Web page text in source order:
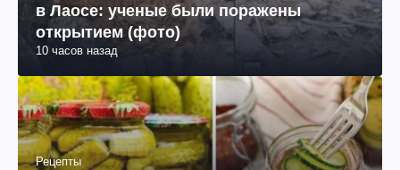
в Лаосе: ученые были поражены
открытием (фото)
10 часов назад
Рецепты